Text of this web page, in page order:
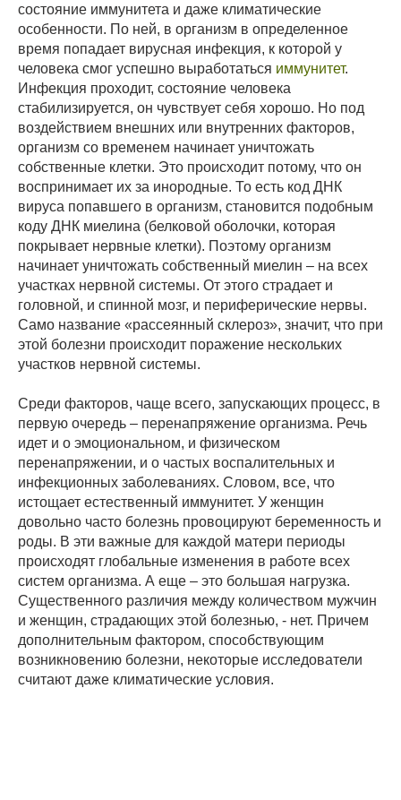
состояние иммунитета и даже климатические
особенности. По ней, в организм в определенное
время попадает вирусная инфекция, к которой у
человека смог успешно выработаться иммунитет.
Инфекция проходит, состояние человека
стабилизируется, он чувствует себя хорошо. Но под
воздействием внешних или внутренних факторов,
организм со временем начинает уничтожать
собственные клетки. Это происходит потому, что он
воспринимает их за инородные. То есть код ДНК
вируса попавшего в организм, становится подобным
коду ДНК миелина (белковой оболочки, которая
покрывает нервные клетки). Поэтому организм
начинает уничтожать собственный миелин – на всех
участках нервной системы. От этого страдает и
головной, и спинной мозг, и периферические нервы.
Само название «рассеянный склероз», значит, что при
этой болезни происходит поражение нескольких
участков нервной системы.
Среди факторов, чаще всего, запускающих процесс, в
первую очередь – перенапряжение организма. Речь
идет и о эмоциональном, и физическом
перенапряжении, и о частых воспалительных и
инфекционных заболеваниях. Словом, все, что
истощает естественный иммунитет. У женщин
довольно часто болезнь провоцируют беременность и
роды. В эти важные для каждой матери периоды
происходят глобальные изменения в работе всех
систем организма. А еще – это большая нагрузка.
Существенного различия между количеством мужчин
и женщин, страдающих этой болезнью, - нет. Причем
дополнительным фактором, способствующим
возникновению болезни, некоторые исследователи
считают даже климатические условия.